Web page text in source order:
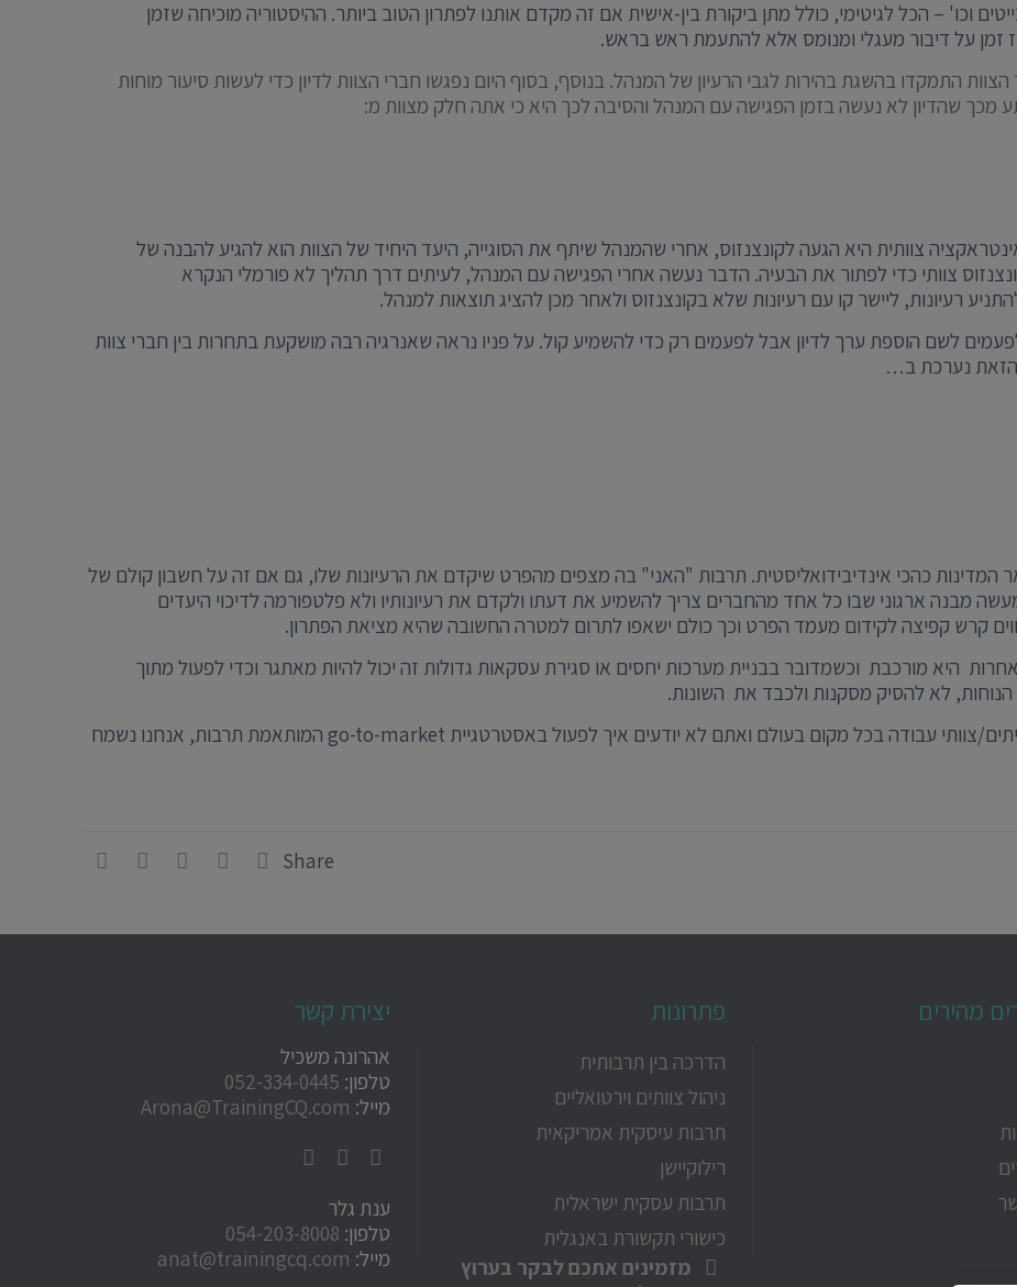
וכו' – הכל לגיטימי, כולל מתן ביקורת בין-אישית אם זה מקדם אותנו לפתרון הטוב ביותר. ההיסטוריה מוכיחה שזמן
זמן על דיבור מעגלי ומנומס אלא להתעמת ראש בראש.
התמקדו בהשגת בהירות לגבי הרעיון של המנהל. בנוסף, בסוף היום נפגשו חברי הצוות לדיון כדי לעשות סיעור מוחות
מכך שהדיון לא נעשה בזמן הפגישה עם המנהל והסיבה לכך היא כי אתה חלק מצוות מ:
צוותית היא הגעה לקונצנזוס, אחרי שהמנהל שיתף את הסוגייה, היעד היחיד של הצוות הוא להגיע להבנה של
צוותי כדי לפתור את הבעיה. הדבר נעשה אחרי הפגישה עם המנהל, לעיתים דרך תהליך לא פורמלי הנקרא
לשם הוספת ערך לדיון אבל לפעמים רק כדי להשמיע קול. על פניו נראה שאנרגיה רבה מושקעת בתחרות בין חברי צוות
הזאת נערכת ב…
המדינות כהכי אינדיבידואליסטית. תרבות "האני" בה מצפים מהפרט שיקדם את הרעיונות שלו, גם אם זה על חשבון קולם של
מבנה ארגוני שבו כל אחד מהחברים צריך להשמיע את דעתו ולקדם את רעיונותיו ולא פלטפורמה לדיכוי היעדים
קרש קפיצה לקידום מעמד הפרט וכך כולם ישאפו לתרום למטרה החשובה שהיא מציאת הפתרון.
היא מורכבת וכשמדובר בבניית מערכות יחסים או סגירת עסקאות גדולות זה יכול להיות מאתגר וכדי לפעול מתוך
לא להסיק מסקנות ולכבד את השונות.
אם אתם נתקלים באתגרים בפעילות עסקית עם עמיתים/צוותי עבודה בכל מקום בעולם ואתם לא יודעים איך לפעול באסטרטגיית go-to-market המותאמת תרבות, אנחנו נשמח
Share
מהירים פתרונות
הדרכה בין תרבותית
ניהול צוותים וירטואליים
תרבות עיסקית אמריקאית
רילוקיישן
תרבות עסקית ישראלית
כישורי תקשורת באנגלית
מזמינים אתכם לבקר בערוץ
יצירת קשר
אהרונה משכיל
טלפון: 052-334-0445
מייל: Arona@TrainingCQ.com
ענת גלר
טלפון: 054-203-8008
מייל: anat@trainingcq.com